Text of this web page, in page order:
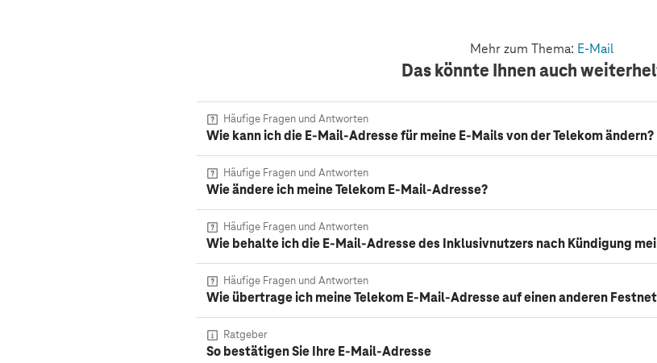
Mehr zum Thema: E-Mail
Das könnte Ihnen auch
Häufige Fragen und Antworten
Wie kann ich die E-Mail-Adresse für meine E-Mails von der Telekom ändern?
Häufige Fragen und Antworten
Wie ändere ich meine Telekom E-Mail-Adresse?
Häufige Fragen und Antworten
Wie behalte ich die E-Mail-Adresse des Inklusivnutzers nach Kündigung
Häufige Fragen und Antworten
Wie übertrage ich meine Telekom E-Mail-Adresse auf einen anderen
Ratgeber
So bestätigen Sie Ihre E-Mail-Adresse